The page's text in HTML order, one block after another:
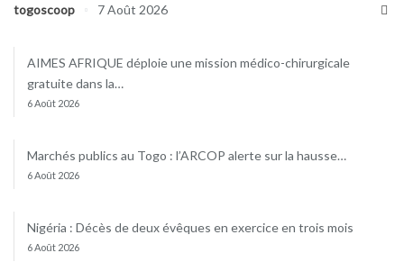
togoscoop
7 Août 2026
AIMES AFRIQUE déploie une mission médico-chirurgicale
gratuite dans la…
6 Août 2026
Marchés publics au Togo : l’ARCOP alerte sur la hausse…
6 Août 2026
Nigéria : Décès de deux évêques en exercice en trois mois
6 Août 2026